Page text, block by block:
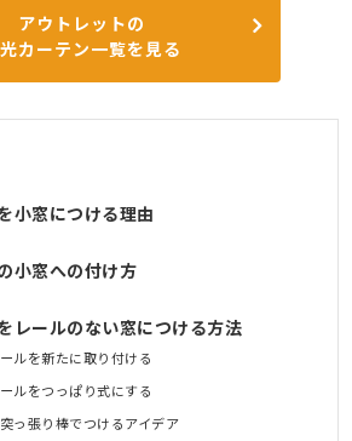
アウトレットの
カーテン一覧を見る
小窓につける理由
小窓への付け方
レールのない窓につける方法
ルを新たに取り付ける
ルをつっぱり式にする
っ張り棒でつけるアイデア